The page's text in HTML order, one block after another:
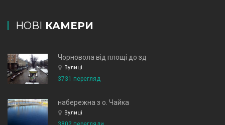
НОВІ КАМЕРИ
Чорновола від площі до зд
Вулиці
3731 перегляд
набережна з о. Чайка
Вулиці